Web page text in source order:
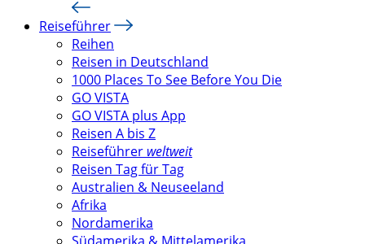
Reiseführer
Reihen
Reisen in Deutschland
1000 Places To See Before You Die
GO VISTA
GO VISTA plus App
Reisen A bis Z
Reiseführer weltweit
Reisen Tag für Tag
Australien & Neuseeland
Afrika
Nordamerika